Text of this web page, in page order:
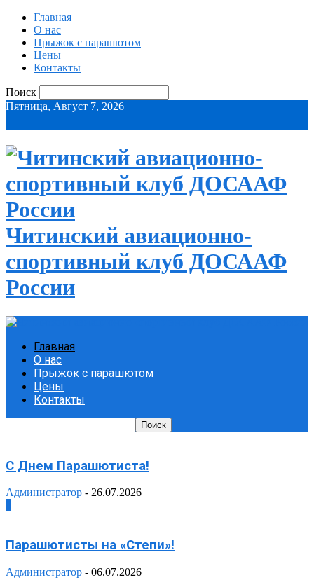
Главная
О нас
Прыжок с парашютом
Цены
Контакты
Поиск
Пятница, Август 7, 2026
Читинский авиационно-
спортивный клуб ДОСААФ
России
Главная
О нас
Прыжок с парашютом
Цены
Контакты
С Днем Парашютиста!
Администратор - 26.07.2026
Парашютисты на «Степи»!
Администратор - 06.07.2026